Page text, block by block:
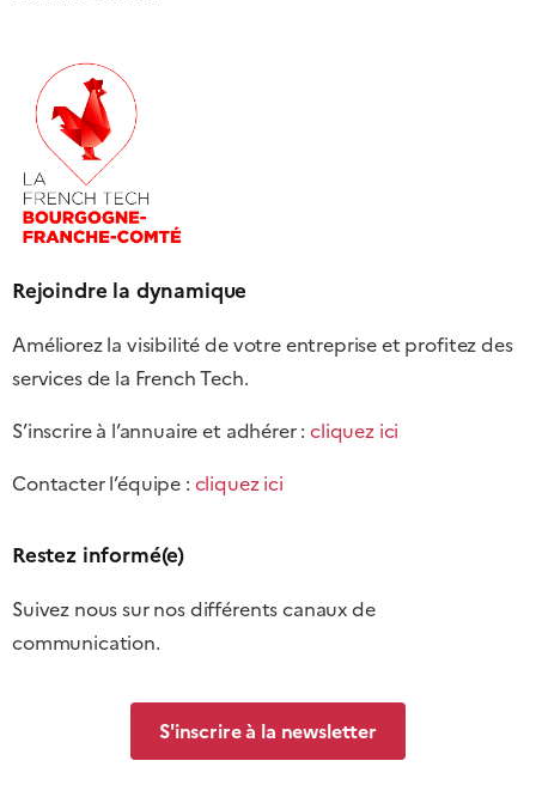
Rejoindre la dynamique
Améliorez la visibilité de votre entreprise et profitez des
services de la French Tech.
S’inscrire à l’annuaire et adhérer :cliquez ici
Contacter l’équipe : cliquez ici
Restez informé(e)
Suivez nous sur nos différents canaux de
communication.
S'inscrire à la newsletter